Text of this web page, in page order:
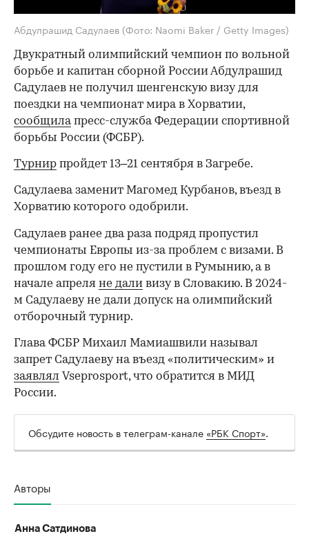
Абдулрашид Садулаев (Фото: Naomi Baker / Getty Images)
Двукратный олимпийский чемпион по вольной
борьбе и капитан сборной России Абдулрашид
Садулаев не получил шенгенскую визу для
поездки на чемпионат мира в Хорватии,
сообщилапресс-служба Федерации спортивной
борьбы России (ФСБР).
Турнир пройдет 13–21 сентября в Загребе.
Садулаева заменит Магомед Курбанов, въезд в
Хорватию которого одобрили.
00:00
Садулаев ранее два раза подряд пропустил
чемпионаты Европы из-за проблем с визами. В
прошлом году его не пустили в Румынию, а в
начале апреля не дали визу в Словакию. В 2024-
м Садулаеву не дали допуск на олимпийский
отборочный турнир.
Глава ФСБР Михаил Мамиашвили называл
запрет Садулаеву на въезд «политическим» и
заявлял Vseprosport, что обратится в МИД
России.
Обсудите новость в телеграм-канале «РБК Спорт».
Авторы
Анна Сатдинова